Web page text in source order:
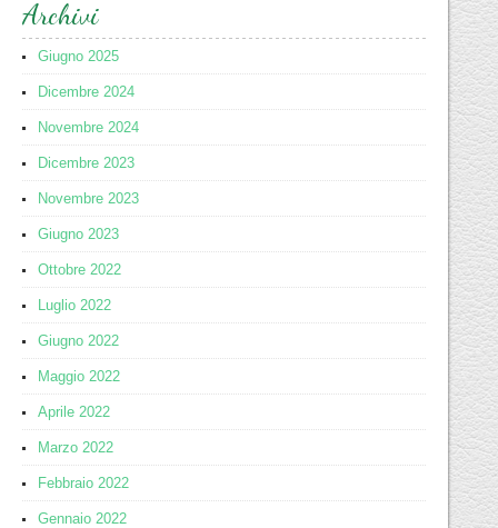
Archivi
Giugno 2025
Dicembre 2024
Novembre 2024
Dicembre 2023
Novembre 2023
Giugno 2023
Ottobre 2022
Luglio 2022
Giugno 2022
Maggio 2022
Aprile 2022
Marzo 2022
Febbraio 2022
Gennaio 2022